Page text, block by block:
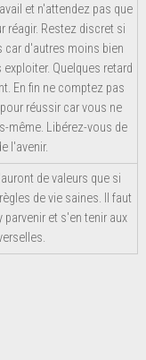
et n'attendez pas que
réagir. Restez discret si
car d'autres moins bien
Quelques retard
En fin ne comptez pas
réussir car vous ne
même. Libérez-vous de
l'avenir.
de valeurs que si
de vie saines. Il faut
et s'en tenir aux